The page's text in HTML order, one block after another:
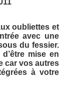
oubliettes et
avec une
du fessier.
mise en
car vos autres
à votre